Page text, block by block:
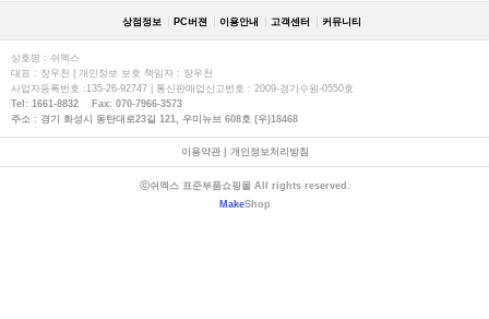
상점정보 PC버젼 이용안내 고객센터 커뮤니티
상호명 : 쉬멕스
대표 : 장우천 | 개인정보 보호 책임자 : 장우천
사업자등록번호 :135-26-92747 | 통신판매업신고번호 : 2009-경기수원-0550호
Tel: 1661-8832 Fax: 070-7966-3573
주소 : 경기 화성시 동탄대로23길 121, 우미뉴브 608호 (우)18468
이용약관| 개인정보처리방침
ⓒ쉬멕스 표준부품쇼핑몰 All rights reserved.
MakeShop